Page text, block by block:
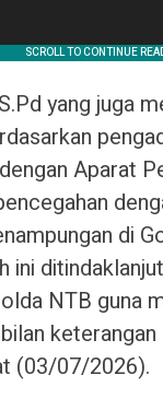
yang juga
Aparat
di
ini
NTB guna
(03/07/2026).